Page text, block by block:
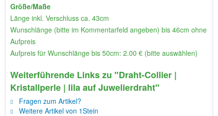
Größe/Maße
Länge inkl. Verschluss ca. 43cm
Wunschlänge (bitte im Kommentarfeld angeben) bis 46cm ohne
Aufpreis
Aufpreis für Wunschlänge bis 50cm: 2.00 € (bitte auswählen)
Weiterführende Links zu "Draht-Collier |
Kristallperle | lila auf Juwelierdraht"
Fragen zum Artikel?
Weitere Artikel von 1Stein